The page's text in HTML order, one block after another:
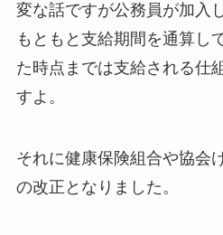
変な話ですが公務員が加入
もともと支給期間を通算し
た時点までは支給される仕
すよ。
それに健康保険組合や協会
の改正となりました。